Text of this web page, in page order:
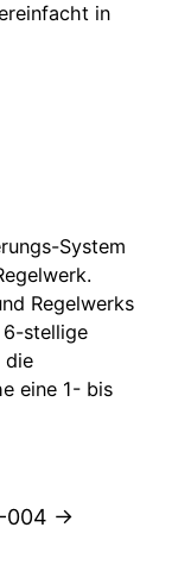
in
System
Regelwerks
6-stellige
die
eine 1- bis
004 →